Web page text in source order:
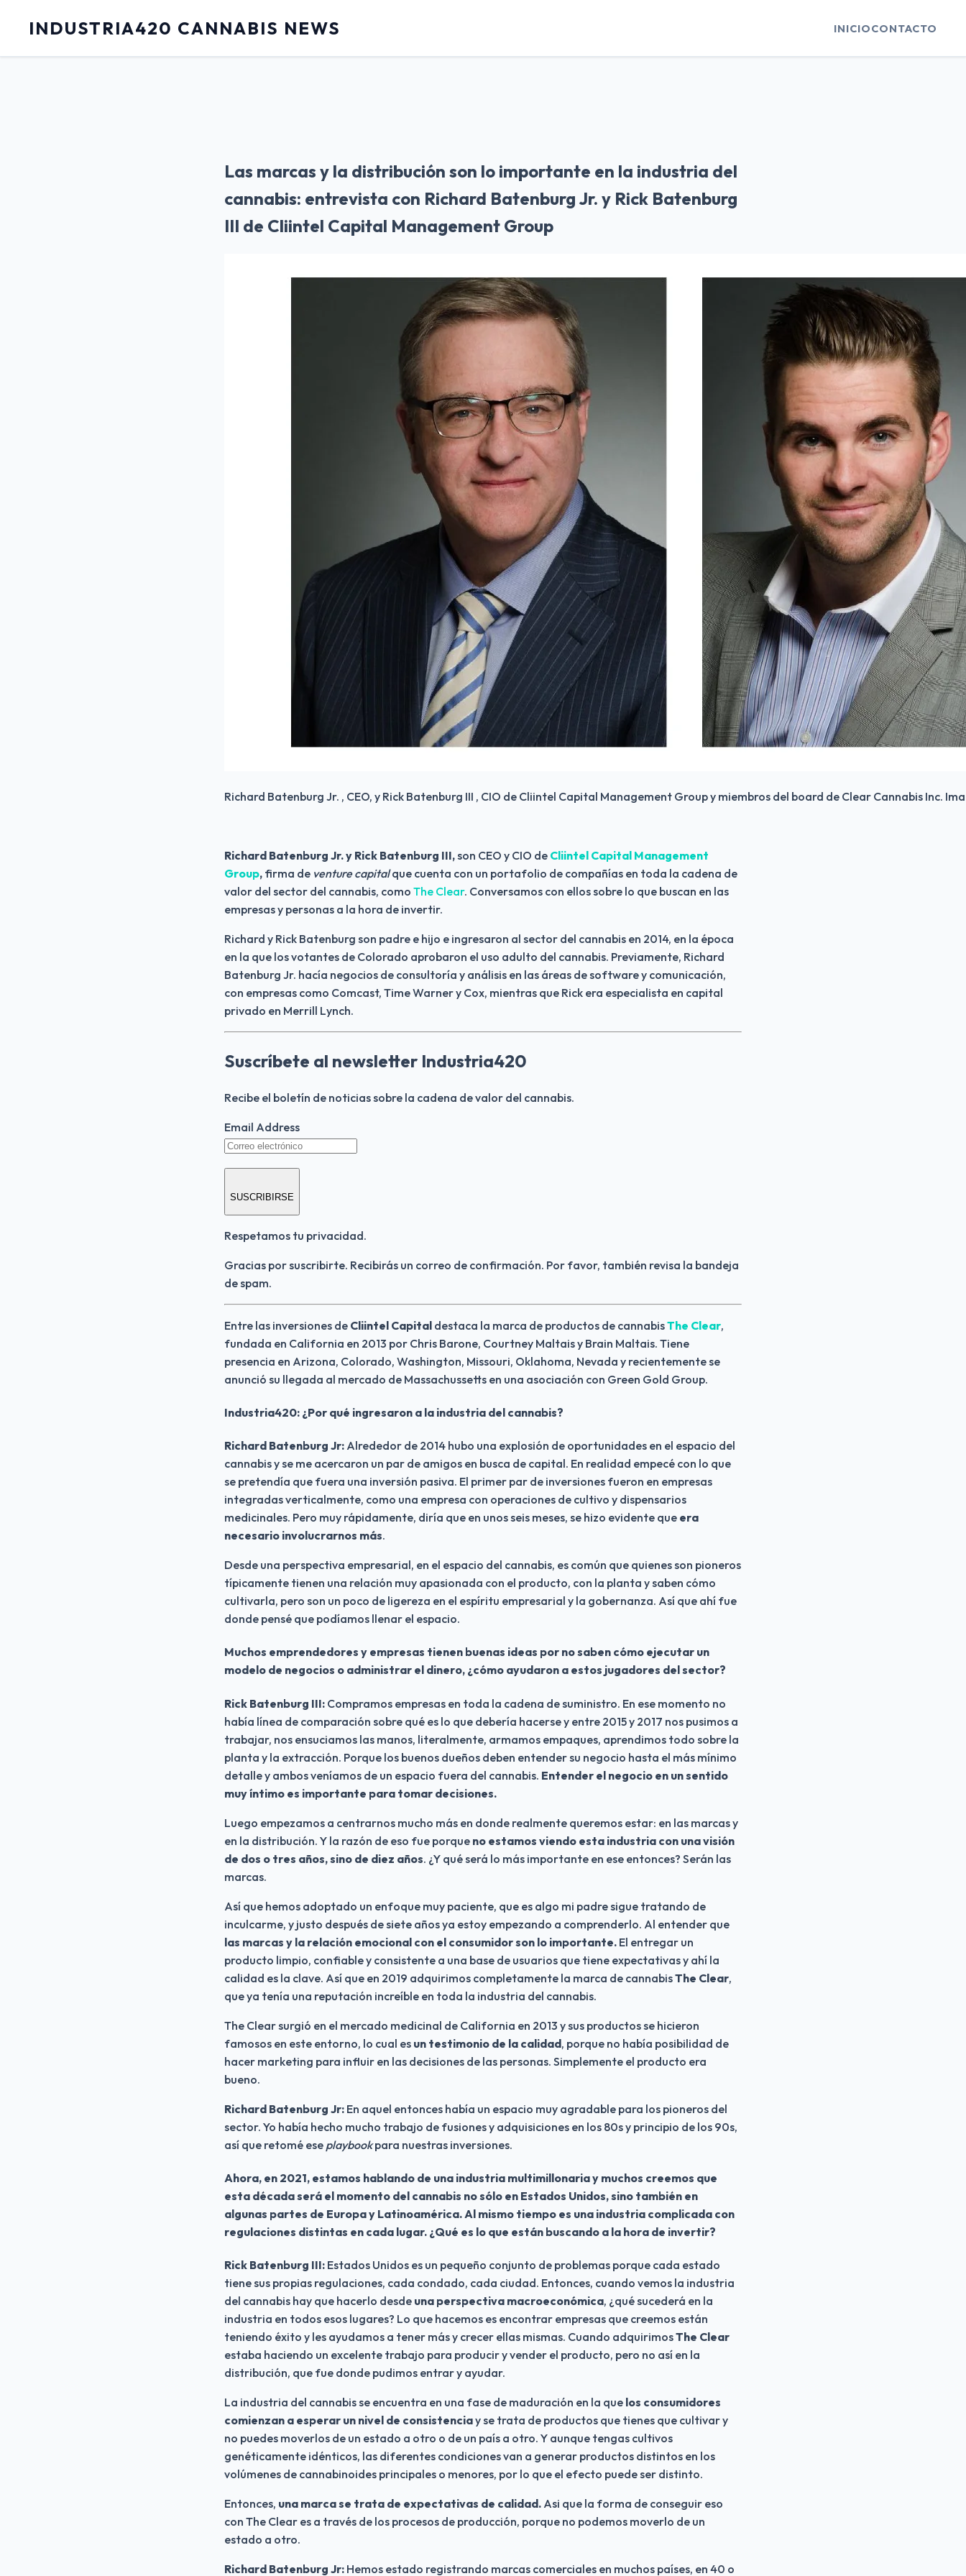
INDUSTRIA420 CANNABIS NEWS INICIOCONTACTO
Las marcas y la distribución son lo importante en la industria del
cannabis: entrevista con Richard Batenburg Jr. y Rick Batenburg
III de Cliintel Capital Management Group
Richard Batenburg Jr. , CEO, y Rick Batenburg III , CIO de Cliintel Capital Management Group y miembros del board de Clear Cannabis Inc.
Richard Batenburg Jr. y Rick Batenburg III, son CEO y CIO de Cliintel Capital Management
Group, firma de venture capital que cuenta con un portafolio de compañías en toda la cadena de
valor del sector del cannabis, como The Clear. Conversamos con ellos sobre lo que buscan en las
empresas y personas a la hora de invertir.
Richard y Rick Batenburg son padre e hijo e ingresaron al sector del cannabis en 2014, en la época
en la que los votantes de Colorado aprobaron el uso adulto del cannabis. Previamente, Richard
Batenburg Jr. hacía negocios de consultoría y análisis en las áreas de software y comunicación,
con empresas como Comcast, Time Warner y Cox, mientras que Rick era especialista en capital
privado en Merrill Lynch.
Suscríbete al newsletter Industria420
Recibe el boletín de noticias sobre la cadena de valor del cannabis.
Email Address
SUSCRIBIRSE
Respetamos tu privacidad.
Gracias por suscribirte. Recibirás un correo de confirmación. Por favor, también revisa la bandeja
de spam.
Entre las inversiones de Cliintel Capital destaca la marca de productos de cannabis The Clear,
fundada en California en 2013 por Chris Barone, Courtney Maltais y Brain Maltais. Tiene
presencia en Arizona, Colorado, Washington, Missouri, Oklahoma, Nevada y recientemente se
anunció su llegada al mercado de Massachussetts en una asociación con Green Gold Group.
Industria420: ¿Por qué ingresaron a la industria del cannabis?
Richard Batenburg Jr: Alrededor de 2014 hubo una explosión de oportunidades en el espacio del
cannabis y se me acercaron un par de amigos en busca de capital. En realidad empecé con lo que
se pretendía que fuera una inversión pasiva. El primer par de inversiones fueron en empresas
integradas verticalmente, como una empresa con operaciones de cultivo y dispensarios
medicinales. Pero muy rápidamente, diría que en unos seis meses, se hizo evidente que era
necesario involucrarnos más.
Desde una perspectiva empresarial, en el espacio del cannabis, es común que quienes son pioneros
típicamente tienen una relación muy apasionada con el producto, con la planta y saben cómo
cultivarla, pero son un poco de ligereza en el espíritu empresarial y la gobernanza. Así que ahí fue
donde pensé que podíamos llenar el espacio.
Muchos emprendedores y empresas tienen buenas ideas por no saben cómo ejecutar un
modelo de negocios o administrar el dinero, ¿cómo ayudaron a estos jugadores del sector?
Rick Batenburg III: Compramos empresas en toda la cadena de suministro. En ese momento no
había línea de comparación sobre qué es lo que debería hacerse y entre 2015 y 2017 nos pusimos a
trabajar, nos ensuciamos las manos, literalmente, armamos empaques, aprendimos todo sobre la
planta y la extracción. Porque los buenos dueños deben entender su negocio hasta el más mínimo
detalle y ambos veníamos de un espacio fuera del cannabis. Entender el negocio en un sentido
muy íntimo es importante para tomar decisiones.
Luego empezamos a centrarnos mucho más en donde realmente queremos estar: en las marcas y
en la distribución. Y la razón de eso fue porque no estamos viendo esta industria con una visión
de dos o tres años, sino de diez años. ¿Y qué será lo más importante en ese entonces? Serán las
marcas.
Así que hemos adoptado un enfoque muy paciente, que es algo mi padre sigue tratando de
inculcarme, y justo después de siete años ya estoy empezando a comprenderlo. Al entender que
las marcas y la relación emocional con el consumidor son lo importante. El entregar un
producto limpio, confiable y consistente a una base de usuarios que tiene expectativas y ahí la
calidad es la clave. Así que en 2019 adquirimos completamente la marca de cannabis The Clear,
que ya tenía una reputación increíble en toda la industria del cannabis.
The Clear surgió en el mercado medicinal de California en 2013 y sus productos se hicieron
famosos en este entorno, lo cual es un testimonio de la calidad, porque no había posibilidad de
hacer marketing para influir en las decisiones de las personas. Simplemente el producto era
bueno.
Richard Batenburg Jr: En aquel entonces había un espacio muy agradable para los pioneros del
sector. Yo había hecho mucho trabajo de fusiones y adquisiciones en los 80s y principio de los 90s,
así que retomé ese playbook para nuestras inversiones.
Ahora, en 2021, estamos hablando de una industria multimillonaria y muchos creemos que
esta década será el momento del cannabis no sólo en Estados Unidos, sino también en
algunas partes de Europa y Latinoamérica. Al mismo tiempo es una industria complicada con
regulaciones distintas en cada lugar. ¿Qué es lo que están buscando a la hora de invertir?
Rick Batenburg III: Estados Unidos es un pequeño conjunto de problemas porque cada estado
tiene sus propias regulaciones, cada condado, cada ciudad. Entonces, cuando vemos la industria
del cannabis hay que hacerlo desde una perspectiva macroeconómica, ¿qué sucederá en la
industria en todos esos lugares? Lo que hacemos es encontrar empresas que creemos están
teniendo éxito y les ayudamos a tener más y crecer ellas mismas. Cuando adquirimos The Clear
estaba haciendo un excelente trabajo para producir y vender el producto, pero no así en la
distribución, que fue donde pudimos entrar y ayudar.
La industria del cannabis se encuentra en una fase de maduración en la que los consumidores
comienzan a esperar un nivel de consistencia y se trata de productos que tienes que cultivar y
no puedes moverlos de un estado a otro o de un país a otro. Y aunque tengas cultivos
genéticamente idénticos, las diferentes condiciones van a generar productos distintos en los
volúmenes de cannabinoides principales o menores, por lo que el efecto puede ser distinto.
Entonces, una marca se trata de expectativas de calidad. Asi que la forma de conseguir eso
con The Clear es a través de los procesos de producción, porque no podemos moverlo de un
estado a otro.
Richard Batenburg Jr: Hemos estado registrando marcas comerciales en muchos países, en 40 o